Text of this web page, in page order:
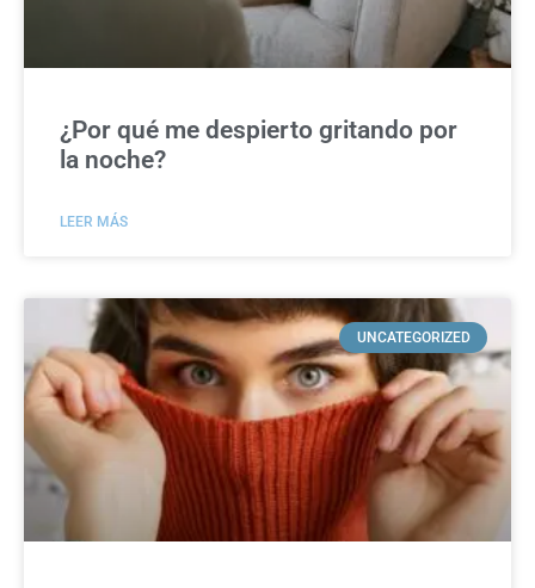
¿Por qué me despierto gritando por
la noche?
LEER MÁS
UNCATEGORIZED